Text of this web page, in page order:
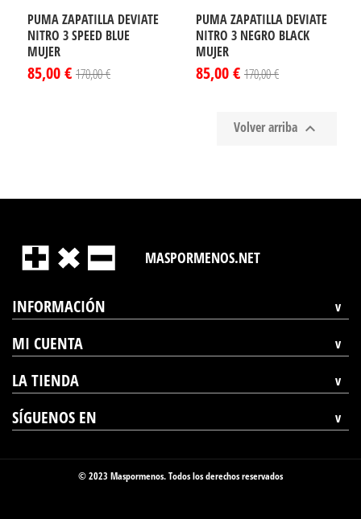
PUMA ZAPATILLA DEVIATE
NITRO 3 SPEED BLUE
MUJER
85,00 € 170,00 €
PUMA ZAPATILLA DEVIATE
NITRO 3 NEGRO BLACK
MUJER
85,00 € 170,00 €
Volver arriba 
MASPORMENOS.NET
INFORMACIÓN
MI CUENTA
LA TIENDA
SÍGUENOS EN
© 2023 Maspormenos. Todos los derechos reservados